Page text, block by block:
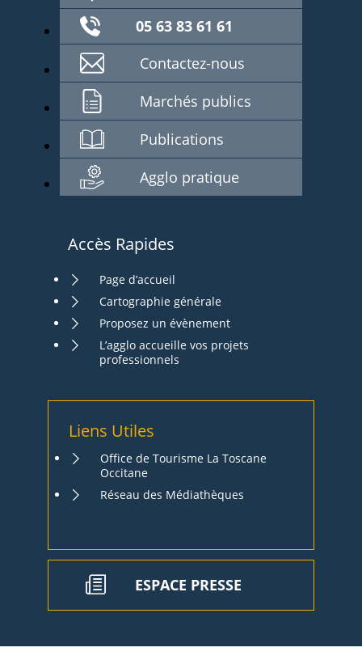
05 63 83 61 61
Contactez-nous
Marchés publics
Publications
Agglo pratique
Accès Rapides
Page d’accueil
Cartographie générale
Proposez un évènement
L’agglo accueille vos projets
professionnels
Liens Utiles
Office de Tourisme La Toscane
Occitane
Réseau des Médiathèques
ESPACE PRESSE